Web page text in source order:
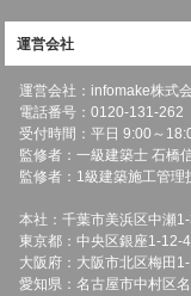
運営会社
運営会社：infomake株式
電話番号：0120-131-262
受付時間：平日 9:00～
監修者：一級建築士 石橋
監修者：1級建築施工管理
本社：千葉市美浜区中瀬
東京都：中央区銀座1-12-
大阪府：大阪市北区梅田
愛知県：名古屋市中村区